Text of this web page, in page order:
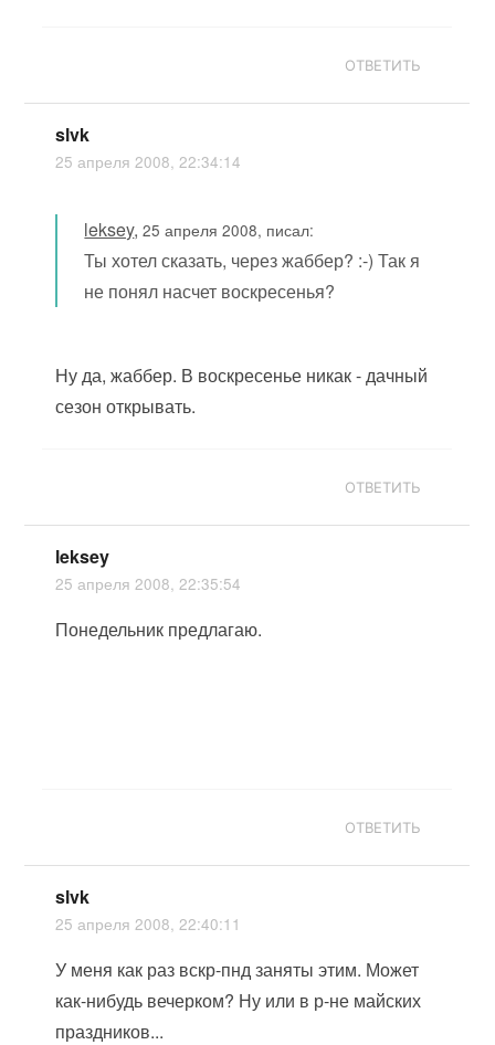
ОТВЕТИТЬ
slvk
25 апреля 2008, 22:34:14
leksey,25 апреля 2008, писал:
Ты хотел сказать, через жаббер? :-) Так я
не понял насчет воскресенья?
Ну да, жаббер. В воскресенье никак - дачный
сезон открывать.
ОТВЕТИТЬ
leksey
25 апреля 2008, 22:35:54
Понедельник предлагаю.
ОТВЕТИТЬ
slvk
25 апреля 2008, 22:40:11
У меня как раз вскр-пнд заняты этим. Может
как-нибудь вечерком? Ну или в р-не майских
праздников...